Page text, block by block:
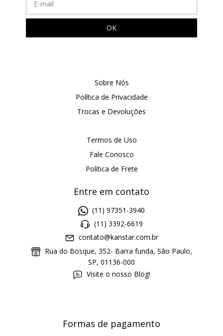
Sobre Nós
Política de Privacidade
Trocas e Devoluções
Termos de Uso
Fale Conosco
Política de Frete
Entre em contato
(11) 97351-3940
(11) 3392-6619
contato@kanstar.com.br
Rua do Bosque, 352- Barra funda, São Paulo,
SP, 01136-000
Visite o nosso Blog!
Formas de pagamento